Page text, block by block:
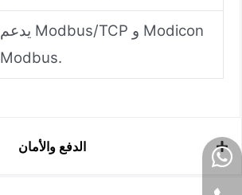
يدعم Modbus/TCP و Modicon
Modbus.
الدفع والأمان